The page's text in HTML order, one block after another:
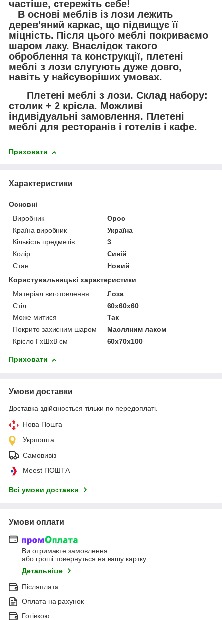
частіше, стережіть себе!
В основі меблів із лози лежить
дерев'яний каркас, що підвищує її
міцність. Після цього меблі покриваємо
шаром лаку. Внаслідок такого
оброблення та конструкції, плетені
меблі з лози слугують дуже довго,
навіть у найсуворіших умовах.
Плетені меблі з лози. Склад набору:
столик + 2 крісла. Можливі
індивідуальні замовлення. Плетені
меблі для ресторанів і готелів і кафе.
Приховати
Характеристики
Основні
Виробник
Орос
Країна виробник
Україна
Кількість предметів
3
Колір
Синій
Стан
Новий
Користувальницькі характеристики
Матеріал виготовлення
Лоза
Стіл :
60х60х60
Може митися
Так
Покрито захисним шаром
Масляним лаком
Крісло ГхШхВ см
60х70х100
Приховати
Умови доставки
Доставка здійснюється тільки по передоплаті.
Нова Пошта
Укрпошта
Самовивіз
Meest ПОШТА
Всі умови доставки
Умови оплати
Ви отримаєте замовлення
або гроші повернуться на вашу картку
Детальніше
Післяплата
Оплата на рахунок
Готівкою